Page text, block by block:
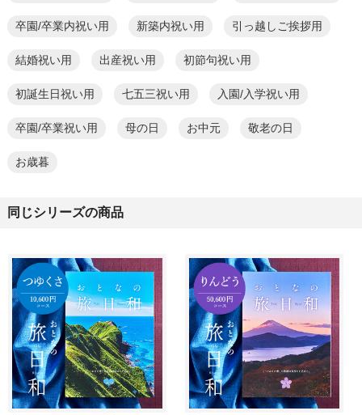
卒園/卒業内祝い用 新築内祝い用 引っ越しご挨拶用
結婚祝い用 出産祝い用 初節句祝い用
初誕生日祝い用 七五三祝い用 入園/入学祝い用
卒園/卒業祝い用 母の日 お中元 敬老の日
お歳暮
同じシリーズの商品